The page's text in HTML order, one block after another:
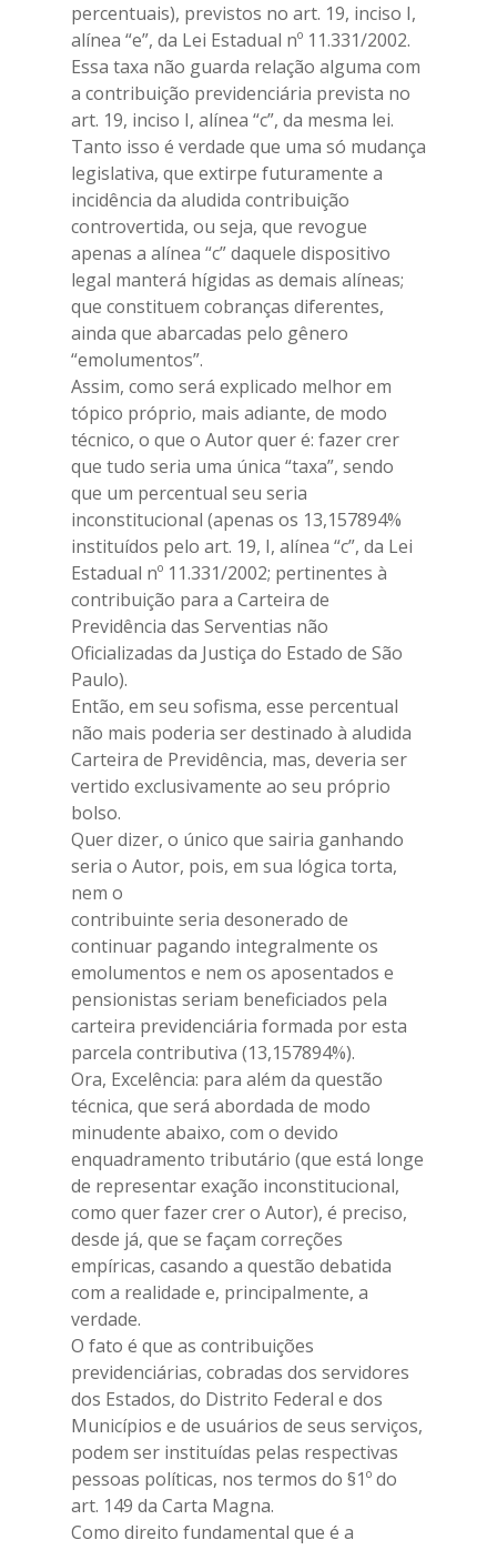
percentuais), previstos no art. 19, inciso I,
alínea “e”, da Lei Estadual nº 11.331/2002.
Essa taxa não guarda relação alguma com
a contribuição previdenciária prevista no
art. 19, inciso I, alínea “c”, da mesma lei.
Tanto isso é verdade que uma só mudança
legislativa, que extirpe futuramente a
incidência da aludida contribuição
controvertida, ou seja, que revogue
apenas a alínea “c” daquele dispositivo
legal manterá hígidas as demais alíneas;
que constituem cobranças diferentes,
ainda que abarcadas pelo gênero
“emolumentos”.
Assim, como será explicado melhor em
tópico próprio, mais adiante, de modo
técnico, o que o Autor quer é: fazer crer
que tudo seria uma única “taxa”, sendo
que um percentual seu seria
inconstitucional (apenas os 13,157894%
instituídos pelo art. 19, I, alínea “c”, da Lei
Estadual nº 11.331/2002; pertinentes à
contribuição para a Carteira de
Previdência das Serventias não
Oficializadas da Justiça do Estado de São
Paulo).
Então, em seu sofisma, esse percentual
não mais poderia ser destinado à aludida
Carteira de Previdência, mas, deveria ser
vertido exclusivamente ao seu próprio
bolso.
Quer dizer, o único que sairia ganhando
seria o Autor, pois, em sua lógica torta,
nem o
contribuinte seria desonerado de
continuar pagando integralmente os
emolumentos e nem os aposentados e
pensionistas seriam beneficiados pela
carteira previdenciária formada por esta
parcela contributiva (13,157894%).
Ora, Excelência: para além da questão
técnica, que será abordada de modo
minudente abaixo, com o devido
enquadramento tributário (que está longe
de representar exação inconstitucional,
como quer fazer crer o Autor), é preciso,
desde já, que se façam correções
empíricas, casando a questão debatida
com a realidade e, principalmente, a
verdade.
O fato é que as contribuições
previdenciárias, cobradas dos servidores
dos Estados, do Distrito Federal e dos
Municípios e de usuários de seus serviços,
podem ser instituídas pelas respectivas
pessoas políticas, nos termos do §1º do
art. 149 da Carta Magna.
Como direito fundamental que é a